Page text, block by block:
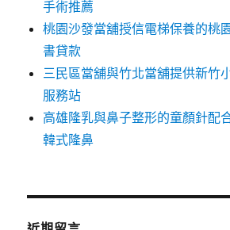
手術推薦
桃園沙發當舖授信電梯保養的桃
書貸款
三民區當舖與竹北當舖提供新竹
服務站
高雄隆乳與鼻子整形的童顏針配
韓式隆鼻